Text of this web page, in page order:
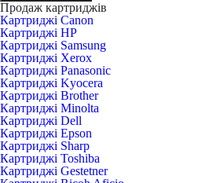
Продаж картриджів
Картриджі Canon
Картриджі HP
Картриджі Samsung
Картриджі Xerox
Картриджі Panasonic
Картриджі Kyocera
Картриджі Brother
Картриджі Minolta
Картриджі Dell
Картриджі Epson
Картриджі Sharp
Картриджі Toshiba
Картриджі Gestetner